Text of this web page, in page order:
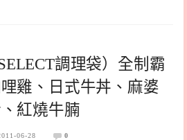
調理袋）全制霸
雞、日式牛丼、麻婆
紅燒牛腩
06-28 0